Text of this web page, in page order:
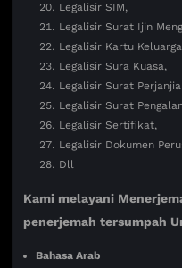
Legalisir SIM,
Legalisir Surat Ijin
Legalisir Kartu
Legalisir Sura Kuasa,
Legalisir Surat
Legalisir Surat
Legalisir Sertifikat,
Legalisir Dokumen
Dll
Kami melayani
penerjemah tersumpah
Bahasa Arab